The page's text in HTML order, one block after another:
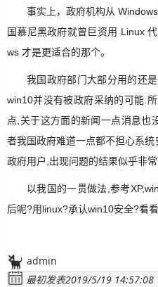
事实上，政府机构从
国慕尼黑政府就曾巨资用 Linux
ws 才是更适合的那个。
我国政府部门大部分用的还
win10并没有被政府采纳的可能.
点,关于这方面的新闻一点消息也
者我国政府难道一点都不担心系
政府用户,出现问题的结果似乎非
以我国的一贯做法,参考
后呢?用linux?承认win10安全?看
admin
最初发表2019/5/19 14:57:08